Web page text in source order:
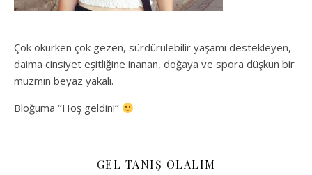
Çok okurken çok gezen, sürdürülebilir yaşamı destekleyen,
daima cinsiyet eşitliğine inanan, doğaya ve spora düşkün bir
müzmin beyaz yakalı.
Bloğuma ‘’Hoş geldin!’’
GEL TANIŞ OLALIM